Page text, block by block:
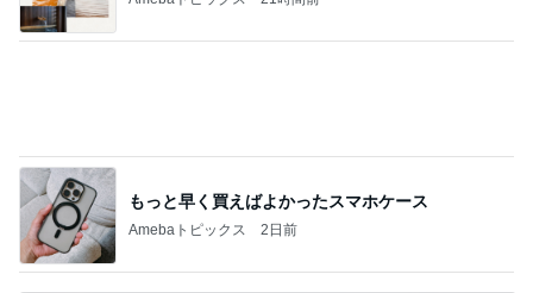
もっと早く買えばよかったスマホケース
Amebaトピックス 2日前